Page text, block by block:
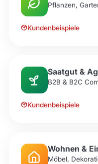
Pflanzen,
Kundenbeispiele
Saatgut &
B2B & B2C
Kundenbeispiele
Wohnen &
Möbel,